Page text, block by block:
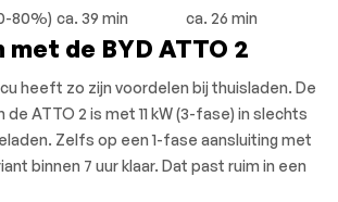
80%) ca. 39 min ca. 26 min
met de BYD ATTO 2
heeft zo zijn voordelen bij thuisladen. De
de ATTO 2 is met 11 kW (3-fase) in slechts
Zelfs op een 1-fase aansluiting met
binnen 7 uur klaar. Dat past ruim in een